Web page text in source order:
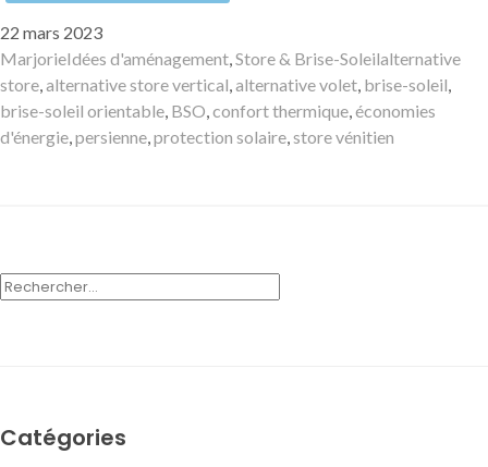
Publié
le
22 mars 2023
Auteur
MarjorieCatégories
Idées d'aménagement,Store & Brise-SoleilMots-
clés
alternative
store,alternative store vertical,alternative volet, brise-soleil,
brise-soleil orientable, BSO,confort thermique,économies
d'énergie,persienne,protection solaire,store vénitien
RECHERCHER :
Catégories